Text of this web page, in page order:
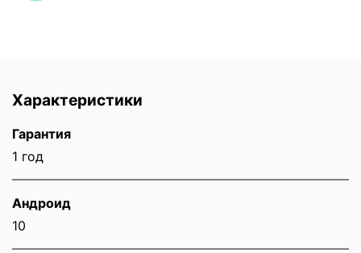
Характеристики
Гарантия
1 год
Андроид
10